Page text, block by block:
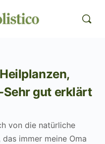
Sehr gut erklärt
von die natürliche
immer meine Oma